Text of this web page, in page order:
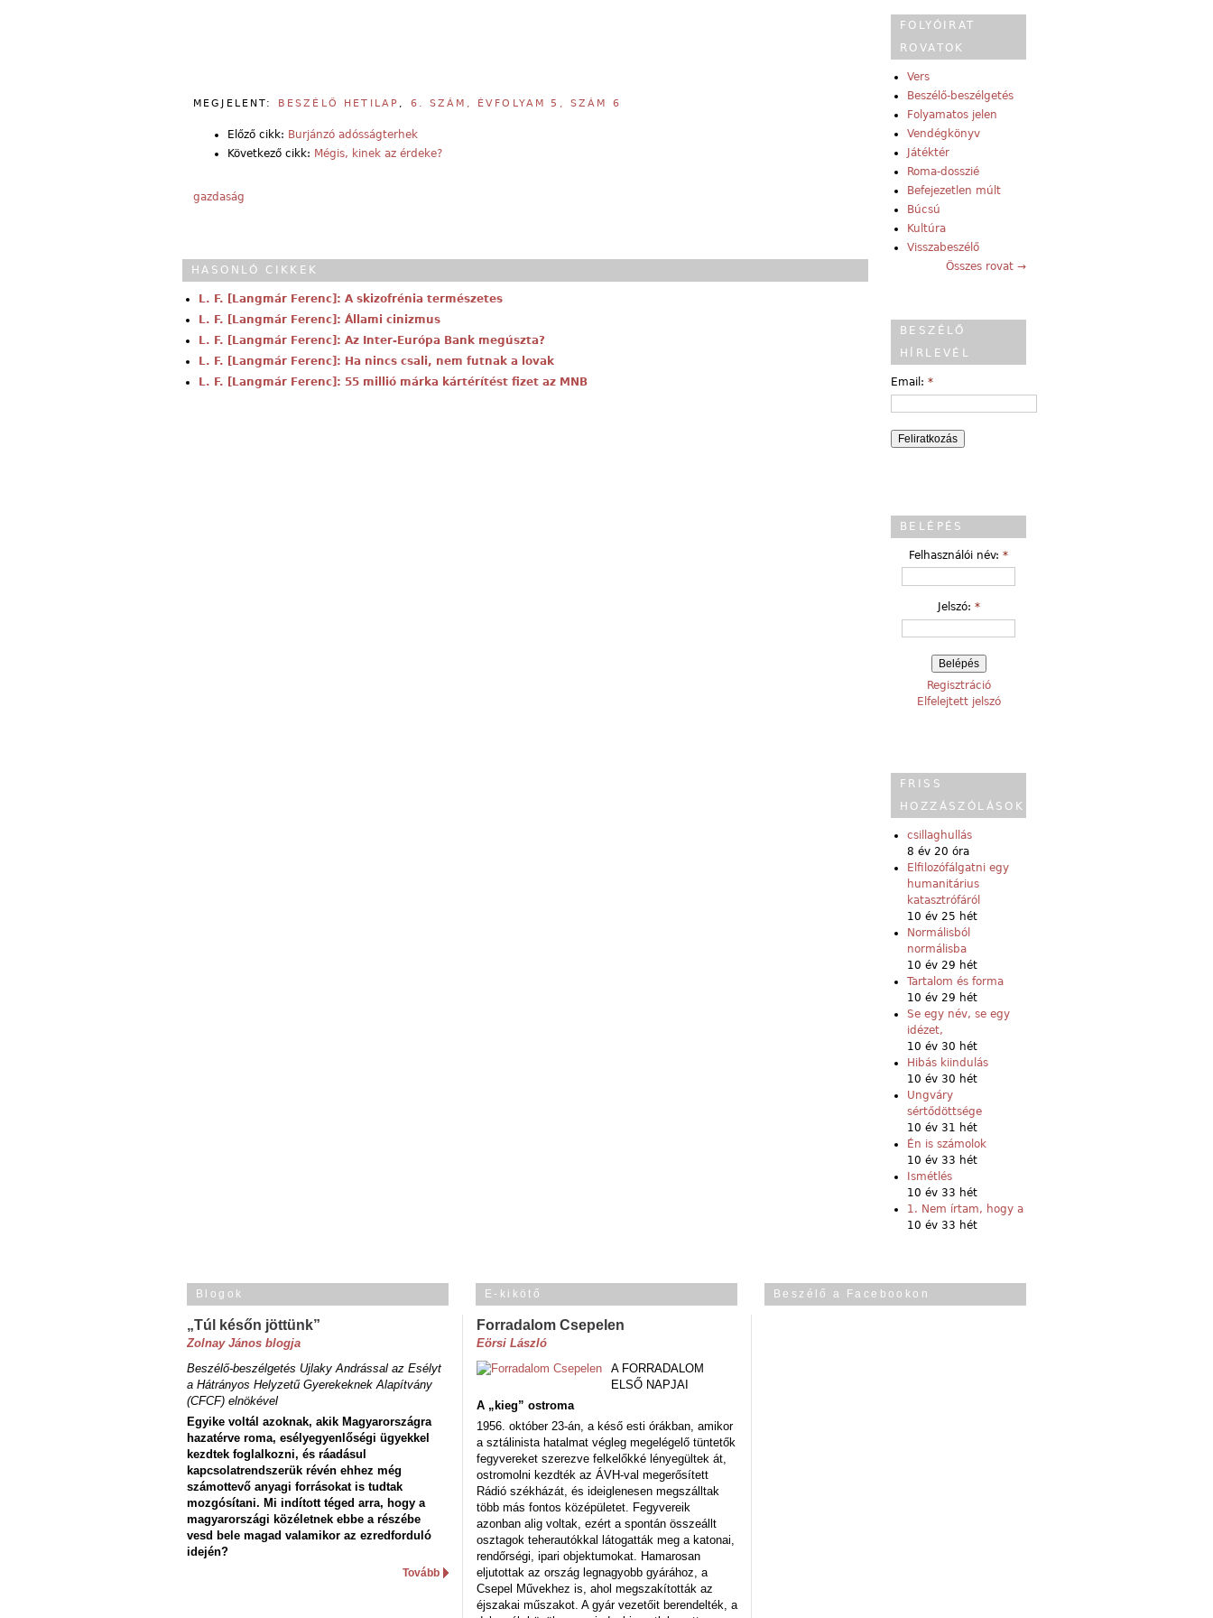
MEGJELENT: BESZÉLŐ HETILAP 6. SZÁM, ÉVFOLYAM 5, SZÁM 6
Előző cikk: Burjánzó adósságterhek
Következő cikk: Mégis, kinek az érdeke?
gazdaság
HASONLÓ CIKKEK
L. F. [Langmár Ferenc]: A skizofrénia természetes
L. F. [Langmár Ferenc]: Állami cinizmus
L. F. [Langmár Ferenc]: Az Inter-Európa Bank megúszta?
L. F. [Langmár Ferenc]: Ha nincs csali, nem futnak a lovak
L. F. [Langmár Ferenc]: 55 millió márka kártérítést fizet az MNB
FOLYÓIRAT
ROVATOK
Vers
Beszélő-beszélgetés
Folyamatos jelen
Vendégkönyv
Játéktér
Roma-dosszié
Befejezetlen múlt
Búcsú
Kultúra
Visszabeszélő
Összes rovat →
BESZÉLŐ
HÍRLEVÉL
Email: *
BELÉPÉS
Felhasználói név: *
Jelszó: *
Regisztráció
Elfelejtett jelszó
FRISS
HOZZÁSZÓLÁSOK
csillaghullás
8 év 20 óra
Elfilozófálgatni egy
humanitárius
katasztrófáról
10 év 25 hét
Normálisból
normálisba
10 év 29 hét
Tartalom és forma
10 év 29 hét
Se egy név, se egy
idézet,
10 év 30 hét
Hibás kiindulás
10 év 30 hét
Ungváry
sértődöttsége
10 év 31 hét
Én is számolok
10 év 33 hét
Ismétlés
10 év 33 hét
1. Nem írtam, hogy a
10 év 33 hét
Blogok
„Túl későn jöttünk”
Zolnay János blogja
Beszélő-beszélgetés Ujlaky Andrással az Esélyt
a Hátrányos Helyzetű Gyerekeknek Alapítvány
(CFCF) elnökével
Egyike voltál azoknak, akik Magyarországra
hazatérve roma, esélyegyenlőségi ügyekkel
kezdtek foglalkozni, és ráadásul
kapcsolatrendszerük révén ehhez még
számottevő anyagi forrásokat is tudtak
mozgósítani. Mi indított téged arra, hogy a
magyarországi közéletnek ebbe a részébe
vesd bele magad valamikor az ezredforduló
idején?
Tovább
E-kikötő
Forradalom Csepelen
Eörsi László
A FORRADALOM
ELSŐ NAPJAI
A „kieg” ostroma
1956. október 23-án, a késő esti órákban, amikor
a sztálinista hatalmat végleg megelégelő tüntetők
fegyvereket szerezve felkelőkké lényegültek át,
ostromolni kezdték az ÁVH-val megerősített
Rádió székházát, és ideiglenesen megszálltak
több más fontos középületet. Fegyvereik
azonban alig voltak, ezért a spontán összeállt
osztagok teherautókkal látogatták meg a katonai,
rendőrségi, ipari objektumokat. Hamarosan
eljutottak az ország legnagyobb gyárához, a
Csepel Művekhez is, ahol megszakították az
éjszakai műszakot. A gyár vezetőit berendelték, a
Beszélő a Facebookon